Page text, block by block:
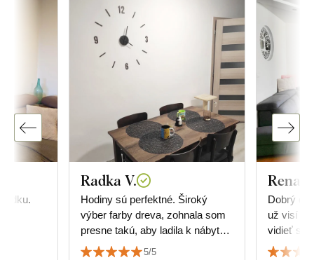
Radka V.
Hodiny sú perfektné. Široký
výber farby dreva, zohnala som
presne takú, aby ladila k nábytku.
Jednoduchá montáž vo dvoch 😊
5/5
Dobrý
už visí 😀.
vidieť